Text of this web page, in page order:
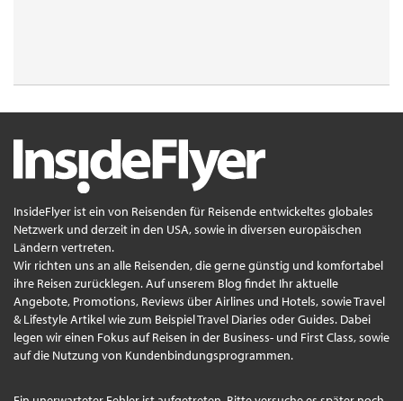
InsideFlyer ist ein von Reisenden für Reisende entwickeltes globales
Netzwerk und derzeit in den USA, sowie in diversen europäischen
Ländern vertreten.
Wir richten uns an alle Reisenden, die gerne günstig und komfortabel
ihre Reisen zurücklegen. Auf unserem Blog findet Ihr aktuelle
Angebote, Promotions, Reviews über Airlines und Hotels, sowie Travel
& Lifestyle Artikel wie zum Beispiel Travel Diaries oder Guides. Dabei
legen wir einen Fokus auf Reisen in der Business- und First Class, sowie
auf die Nutzung von Kundenbindungsprogrammen.